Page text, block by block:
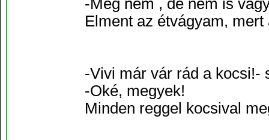
-Még nem , de nem is
Elment az étvágyam,
-Vivi már vár rád a kocsi!-
-Oké, megyek!
Minden reggel kocsival